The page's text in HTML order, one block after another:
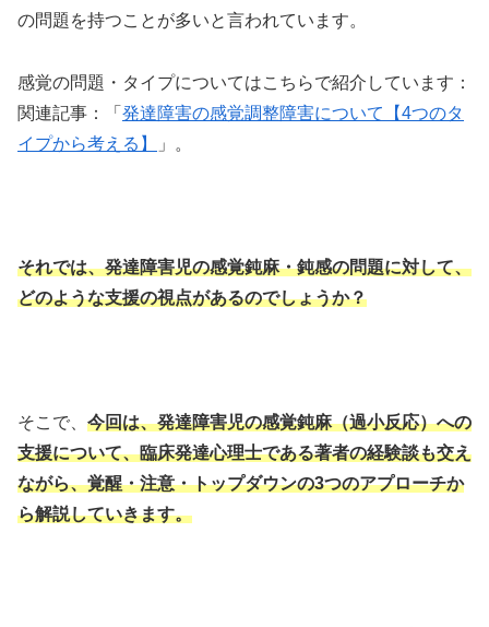
の問題を持つことが多いと言われています。
感覚の問題・タイプについてはこちらで紹介しています：
関連記事：「 発達障害の感覚調整障害について【4つのタ
イプから考える】
」。
それでは、発達障害児の感覚鈍麻・鈍感の問題に対して、
どのような支援の視点があるのでしょうか？
そこで、 今回は、発達障害児の感覚鈍麻（過小反応）への
支援について、臨床発達心理士である著者の経験談も交え
ながら、覚醒・注意・トップダウンの3つのアプローチか
ら解説していきます。